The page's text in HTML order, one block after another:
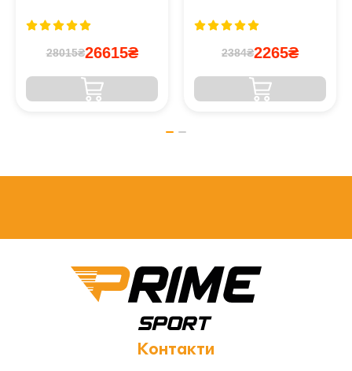
28015₴26615₴ 2384₴2265₴
Контакти